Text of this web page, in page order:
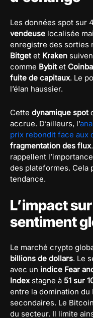
Les données spot sur
vendeuse localisée
enregistre des sorties
Bitgetet Kraken
comme Bybitet
fuite de capitaux. Le
l’élan haussier.
Cette dynamique spot
accrue. D’ailleurs, l’
prix rebondit face aux
fragmentation des flux
rappellent
des plateformes. Cela
tendance.
L’impact
sentiment
Le marché crypto
billions de dollars. Le
avec un indice Fear
Indexstagne à 51 sur
entre la domination du
secondaires. Le
du secteur. Il limite